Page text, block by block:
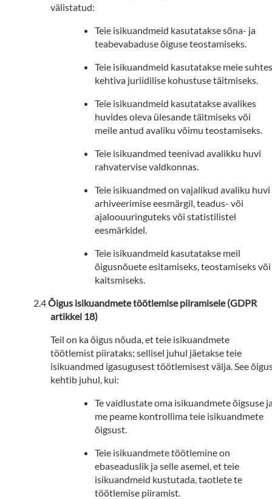
välistatud:
Teie isikuandmeid kasutatakse sõna- ja
teabevabaduse õiguse teostamiseks.
Teie isikuandmeid kasutatakse meie suhtes
kehtiva juriidilise kohustuse täitmiseks.
Teie isikuandmeid kasutatakse avalikes
huvides oleva ülesande täitmiseks või
meile antud avaliku võimu teostamiseks.
Teie isikuandmed teenivad avalikku huvi
rahvatervise valdkonnas.
Teie isikuandmed on vajalikud avaliku huvi
arhiveerimise eesmärgil, teadus- või
ajaloouuringuteks või statistilistel
eesmärkidel.
Teie isikuandmeid kasutatakse meil
õigusnõuete esitamiseks, teostamiseks või
kaitsmiseks.
Õigus isikuandmete töötlemise piiramisele (GDPR
artikkel 18)
Teil on ka õigus nõuda, et teie isikuandmete
töötlemist piirataks; sellisel juhul jäetakse teie
isikuandmed igasugusest töötlemisest välja. See
kehtib juhul, kui:
Te vaidlustate oma isikuandmete õigsuse
me peame kontrollima teie isikuandmete
õigsust.
Teie isikuandmete töötlemine on
ebaseaduslik ja selle asemel, et teie
isikuandmeid kustutada, taotlete te
töötlemise piiramist.